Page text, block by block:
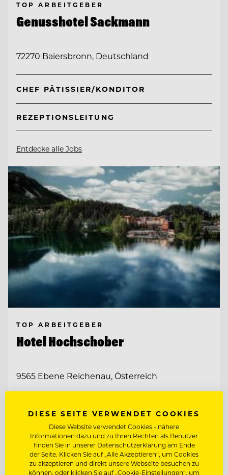
TOP ARBEITGEBER
Genusshotel Sackmann
72270 Baiersbronn, Deutschland
CHEF PÂTISSIER/KONDITOR
REZEPTIONSLEITUNG
Entdecke alle Jobs
TOP ARBEITGEBER
Hotel Hochschober
9565 Ebene Reichenau, Österreich
CHEF DE
RANG/RESTAURANTFACHMANN/FRAU
Entdecke alle Jobs
DIESE SEITE VERWENDET COOKIES
Diese Website verwendet Cookies - nähere
Informationen dazu und zu Ihren Rechten als Benutzer
finden Sie in unserer Datenschutzerklärung am Ende
der Seite. Klicken Sie auf „Alle Akzeptieren“, um Cookies
zu akzeptieren und direkt unsere Webseite besuchen zu
können, oder klicken Sie auf „Cookie-Einstellungen“, um